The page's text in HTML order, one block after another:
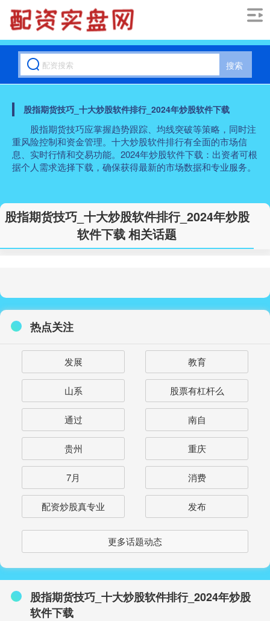
搜索
股指期货技巧_十大炒股软件排行_2024年炒股软件下载
股指期货技巧应掌握趋势跟踪、均线突破等策略，同时注
重风险控制和资金管理。十大炒股软件排行有全面的市场信
息、实时行情和交易功能。2024年炒股软件下载：出资者可根
据个人需求选择下载，确保获得最新的市场数据和专业服务。
股指期货技巧_十大炒股软件排行_2024年炒股
软件下载 相关话题
热点关注
发展 教育
山系 股票有杠杆么
通过 南自
贵州 重庆
7月 消费
配资炒股真专业 发布
更多话题动态
股指期货技巧_十大炒股软件排行_2024年炒股
软件下载